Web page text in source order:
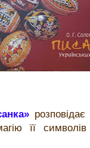
розповідає
її